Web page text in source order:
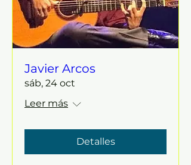
Javier Arcos
sáb, 24 oct
Leer más
Detalles